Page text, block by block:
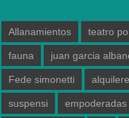
Allanamientos teatro
fauna juan garcia
Fede simonetti
suspensi empoderadas